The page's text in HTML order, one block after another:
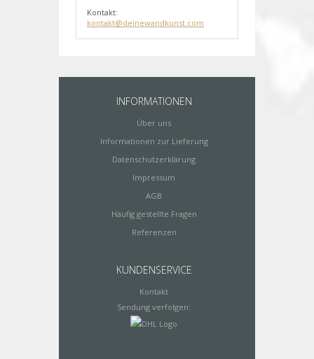
Kontakt:
kontakt@deinewandkunst.com
INFORMATIONEN
Über uns
Informationen zur Lieferung
Datenschutzerklärung
Impressum
AGB
Häufig gestellte Fragen
Referenzen
KUNDENSERVICE
Kontakt
Sendung verfolgen: